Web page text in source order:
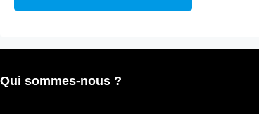
Qui sommes-nous ?